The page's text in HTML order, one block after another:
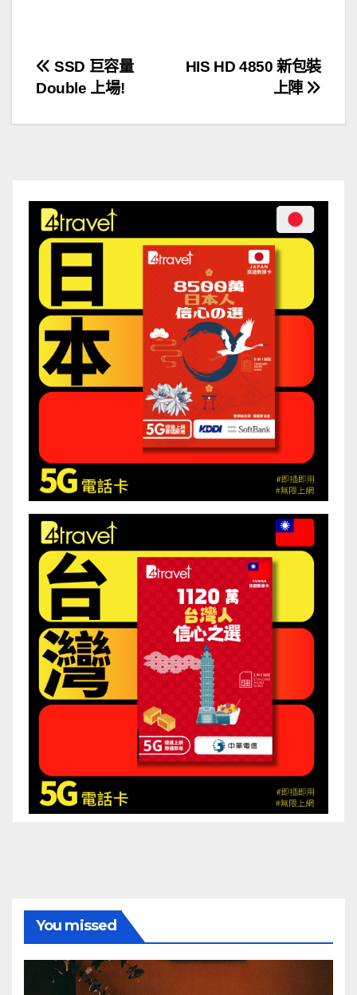
文
HIS HD 4850 新包裝
上陣
SSD 巨容量
Double 上場!
You missed